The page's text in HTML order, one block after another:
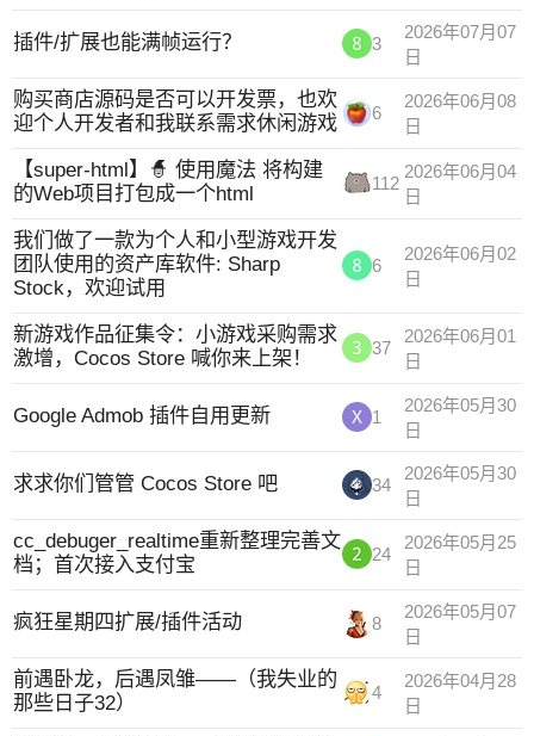
插件/扩展也能满帧运行？ 3
2026年07月07
日
购买商店源码是否可以开发票，也欢
迎个人开发者和我联系需求休闲游戏
6
2026年06月08
日
【super-html】🧙 使用魔法 将构建
的Web项目打包成一个html
112
2026年06月04
日
我们做了一款为个人和小型游戏开发
团队使用的资产库软件: Sharp
Stock，欢迎试用
6
2026年06月02
日
新游戏作品征集令：小游戏采购需求
激增，Cocos Store 喊你来上架！
37
2026年06月01
日
Google Admob 插件自用更新 1
2026年05月30
日
求求你们管管 Cocos Store 吧 34
2026年05月30
日
cc_debuger_realtime重新整理完善文
档；首次接入支付宝
24
2026年05月25
日
疯狂星期四扩展/插件活动 8
2026年05月07
日
前遇卧龙，后遇凤雏——（我失业的
那些日子32）
4
2026年04月28
日